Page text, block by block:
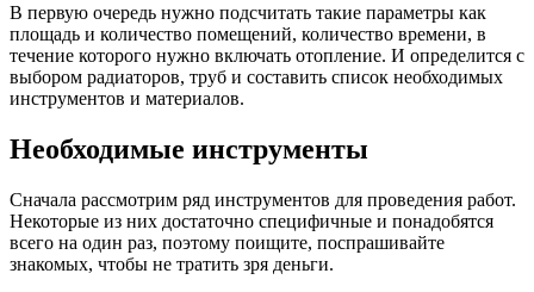
В первую очередь нужно подсчитать такие параметры как
площадь и количество помещений, количество времени, в
течение которого нужно включать отопление. И определится с
выбором радиаторов, труб и составить список необходимых
инструментов и материалов.
Необходимые инструменты
Сначала рассмотрим ряд инструментов для проведения работ.
Некоторые из них достаточно специфичные и понадобятся
всего на один раз, поэтому поищите, поспрашивайте
знакомых, чтобы не тратить зря деньги.